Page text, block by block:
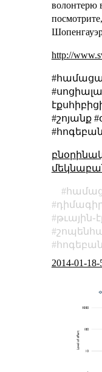
волонтерю
http://
#շոյանք
2014-01-18-